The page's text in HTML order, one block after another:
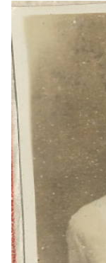
背景知識
關於我們
意見信箱